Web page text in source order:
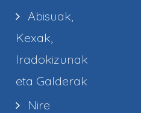
Abisuak,
Kexak,
Iradokizunak
eta Galderak
Nire